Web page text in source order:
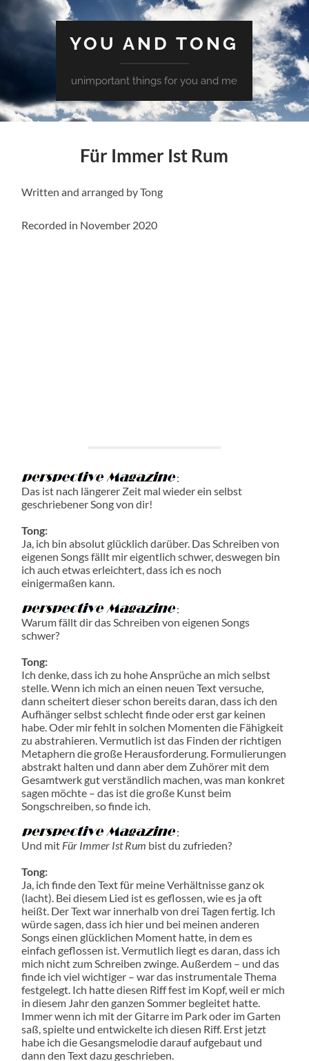
YOU AND TONG
unimportant things for you and me
Für Immer Ist Rum
Written and arranged by Tong
Recorded in November 2020
:
Das ist nach längerer Zeit mal wieder ein selbst
geschriebener Song von dir!
Tong:
Ja, ich bin absolut glücklich darüber. Das Schreiben von
eigenen Songs fällt mir eigentlich schwer, deswegen bin
ich auch etwas erleichtert, dass ich es noch
einigermaßen kann.
:
Warum fällt dir das Schreiben von eigenen Songs
schwer?
Tong:
Ich denke, dass ich zu hohe Ansprüche an mich selbst
stelle. Wenn ich mich an einen neuen Text versuche,
dann scheitert dieser schon bereits daran, dass ich den
Aufhänger selbst schlecht finde oder erst gar keinen
habe. Oder mir fehlt in solchen Momenten die Fähigkeit
zu abstrahieren. Vermutlich ist das Finden der richtigen
Metaphern die große Herausforderung. Formulierungen
abstrakt halten und dann aber dem Zuhörer mit dem
Gesamtwerk gut verständlich machen, was man konkret
sagen möchte – das ist die große Kunst beim
Songschreiben, so finde ich.
:
Und mit Für Immer Ist Rum bist du zufrieden?
Tong:
Ja, ich finde den Text für meine Verhältnisse ganz ok
(lacht). Bei diesem Lied ist es geflossen, wie es ja oft
heißt. Der Text war innerhalb von drei Tagen fertig. Ich
würde sagen, dass ich hier und bei meinen anderen
Songs einen glücklichen Moment hatte, in dem es
einfach geflossen ist. Vermutlich liegt es daran, dass ich
mich nicht zum Schreiben zwinge. Außerdem – und das
finde ich viel wichtiger – war das instrumentale Thema
festgelegt. Ich hatte diesen Riff fest im Kopf, weil er mich
in diesem Jahr den ganzen Sommer begleitet hatte.
Immer wenn ich mit der Gitarre im Park oder im Garten
saß, spielte und entwickelte ich diesen Riff. Erst jetzt
habe ich die Gesangsmelodie darauf aufgebaut und
dann den Text dazu geschrieben.